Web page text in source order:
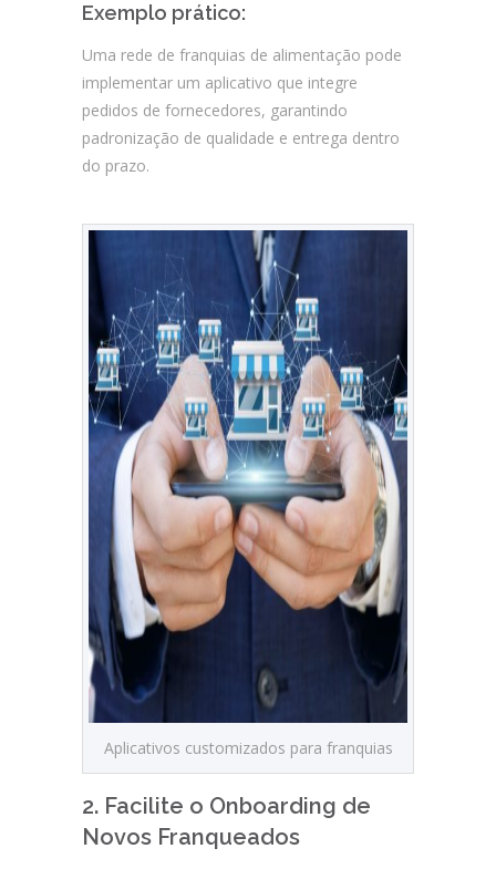
Exemplo prático:
Uma rede de franquias de alimentação pode
implementar um aplicativo que integre
pedidos de fornecedores, garantindo
padronização de qualidade e entrega dentro
do prazo.
Aplicativos customizados para franquias
2. Facilite o Onboarding de
Novos Franqueados